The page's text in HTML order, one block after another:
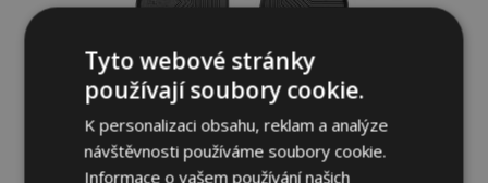
Tyto webové stránky
používají soubory cookie.
K personalizaci obsahu, reklam a analýze
návštěvnosti používáme soubory cookie.
Informace o vašem používání našich